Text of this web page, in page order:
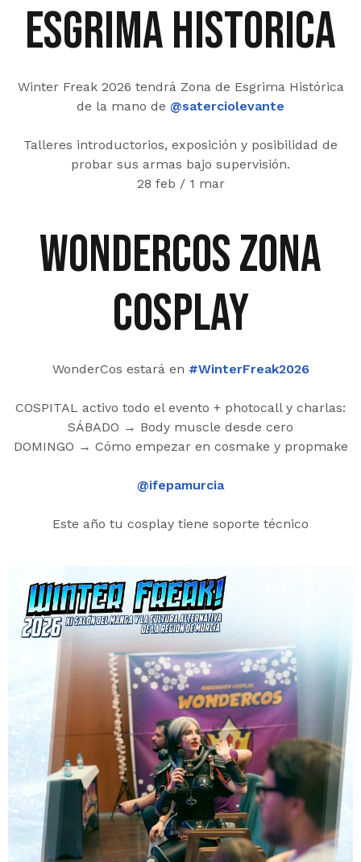
esgrima historica
Winter Freak 2026 tendrá Zona de Esgrima Histórica
de la mano de @saterciolevante
Talleres introductorios, exposición y posibilidad de
probar sus armas bajo supervisión.
28 feb / 1 mar
wondercos zona
cosplay
WonderCos estará en #WinterFreak2026
COSPITAL activo todo el evento + photocall y charlas:
SÁBADO → Body muscle desde cero
DOMINGO → Cómo empezar en cosmake y propmake
@ifepamurcia
Este año tu cosplay tiene soporte técnico